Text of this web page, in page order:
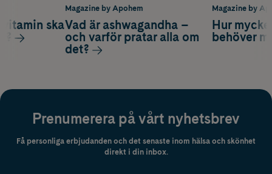
Magazine by
Hur
behöver
ska
Magazine by Apohem
Vad är ashwagandha –
och varför pratar alla om
det?
Prenumerera på vårt nyhetsbrev
Få personliga erbjudanden och det senaste inom hälsa och skönhet
direkt i din inbox.